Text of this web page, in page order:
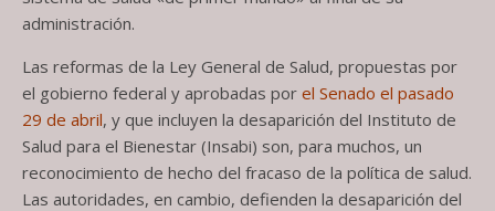
administración.
Las reformas de la Ley General de Salud, propuestas por
el gobierno federal y aprobadas por el Senado el pasado
29 de abril, y que incluyen la desaparición del Instituto de
Salud para el Bienestar (Insabi) son, para muchos, un
reconocimiento de hecho del fracaso de la política de salud.
Las autoridades, en cambio, defienden la desaparición del